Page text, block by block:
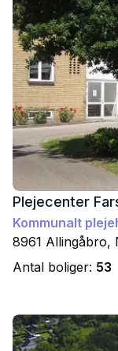
Plejecenter
Kommunalt
8961 Allingåbro,
Antal boliger: 53